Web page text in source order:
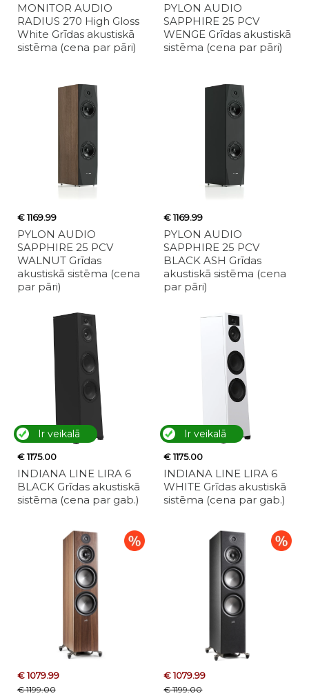
MONITOR AUDIO
RADIUS 270 High Gloss
White Grīdas akustiskā
sistēma (cena par pāri)
PYLON AUDIO
SAPPHIRE 25 PCV
WENGE Grīdas akustiskā
sistēma (cena par pāri)
€ 1169.99
PYLON AUDIO
SAPPHIRE 25 PCV
WALNUT Grīdas
akustiskā sistēma (cena
par pāri)
€ 1169.99
PYLON AUDIO
SAPPHIRE 25 PCV
BLACK ASH Grīdas
akustiskā sistēma (cena
par pāri)
Ir veikalā
€ 1175.00
INDIANA LINE LIRA 6
BLACK Grīdas akustiskā
sistēma (cena par gab.)
Ir veikalā
€ 1175.00
INDIANA LINE LIRA 6
WHITE Grīdas akustiskā
sistēma (cena par gab.)
€ 1079.99
€ 1199.00
€ 1079.99
€ 1199.00